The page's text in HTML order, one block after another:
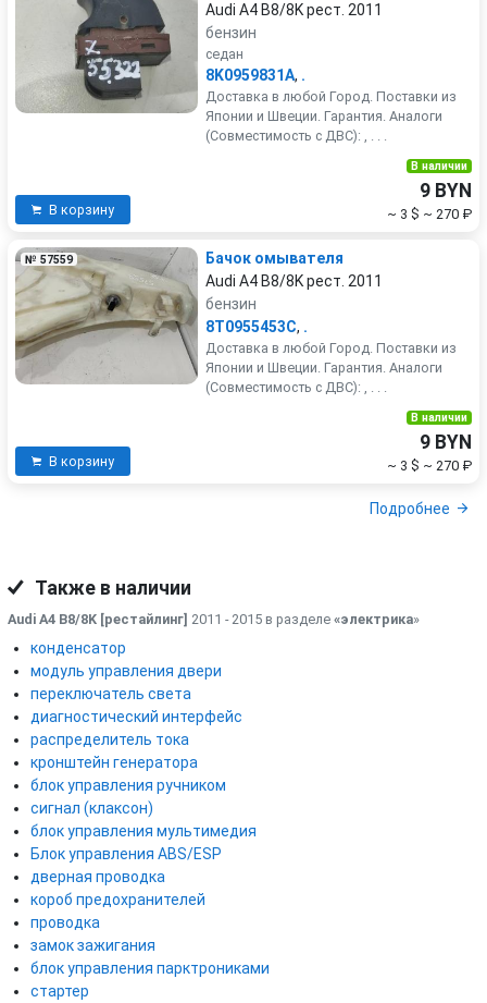
Audi A4 B8/8K рест. 2011
бензин
седан
8K0959831A, .
Доставка в любой Город. Поставки из
Японии и Швеции. Гарантия. Аналоги
(Совместимость с ДВС): , . . .
В корзину
В наличии
9 BYN
~ 3 $ ~ 270 ₽
№ 57559
Бачок омывателя
Audi A4 B8/8K рест. 2011
бензин
8T0955453C, .
Доставка в любой Город. Поставки из
Японии и Швеции. Гарантия. Аналоги
(Совместимость с ДВС): , . . .
В корзину
В наличии
9 BYN
~ 3 $ ~ 270 ₽
Подробнее
Также в наличии
Audi A4 B8/8K [рестайлинг] 2011 - 2015 в разделе «электрика»
конденсатор
модуль управления двери
переключатель света
диагностический интерфейс
распределитель тока
кронштейн генератора
блок управления ручником
сигнал (клаксон)
блок управления мультимедия
Блок управления ABS/ESP
дверная проводка
короб предохранителей
проводка
замок зажигания
блок управления парктрониками
стартер